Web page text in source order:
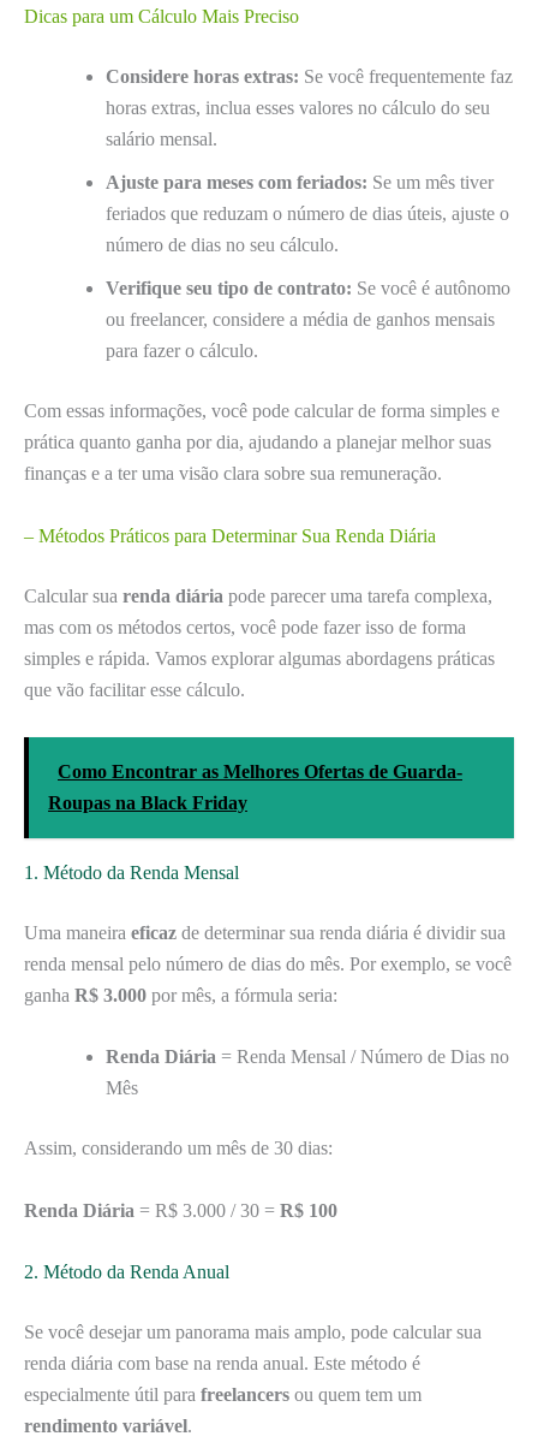
Dicas para um Cálculo Mais Preciso
Considere horas extras: Se você frequentemente faz
horas extras, inclua esses valores no cálculo do seu
salário mensal.
Ajuste para meses com feriados: Se um mês tiver
feriados que reduzam o número de dias úteis, ajuste o
número de dias no seu cálculo.
Verifique seu tipo de contrato: Se você é autônomo
ou freelancer, considere a média de ganhos mensais
para fazer o cálculo.
Com essas informações, você pode calcular de forma simples e
prática quanto ganha por dia, ajudando a planejar melhor suas
finanças e a ter uma visão clara sobre sua remuneração.
– Métodos Práticos para Determinar Sua Renda Diária
Calcular sua renda diária pode parecer uma tarefa complexa,
mas com os métodos certos, você pode fazer isso de forma
simples e rápida. Vamos explorar algumas abordagens práticas
que vão facilitar esse cálculo.
Como Encontrar as Melhores Ofertas de Guarda-
Roupas na Black Friday
1. Método da Renda Mensal
Uma maneira eficaz de determinar sua renda diária é dividir sua
renda mensal pelo número de dias do mês. Por exemplo, se você
ganha R$ 3.000 por mês, a fórmula seria:
Renda Diária = Renda Mensal / Número de Dias no
Mês
Assim, considerando um mês de 30 dias:
Renda Diária = R$ 3.000 / 30 = R$ 100
2. Método da Renda Anual
Se você desejar um panorama mais amplo, pode calcular sua
renda diária com base na renda anual. Este método é
especialmente útil para freelancers ou quem tem um
rendimento variável.